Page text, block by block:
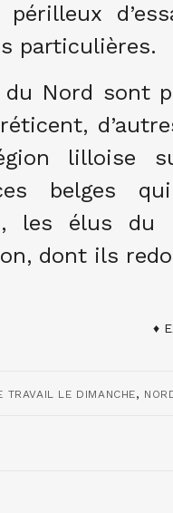
périlleux
particulières.
du Nord sont
lilloise
belges
les élus
dont ils
♦
TRAVAIL LE DIMANCHE,